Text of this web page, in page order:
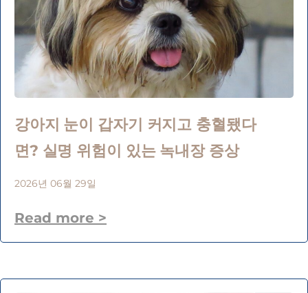
강아지 눈이 갑자기 커지고 충혈됐다
면? 실명 위험이 있는 녹내장 증상
2026년 06월 29일
Read more >